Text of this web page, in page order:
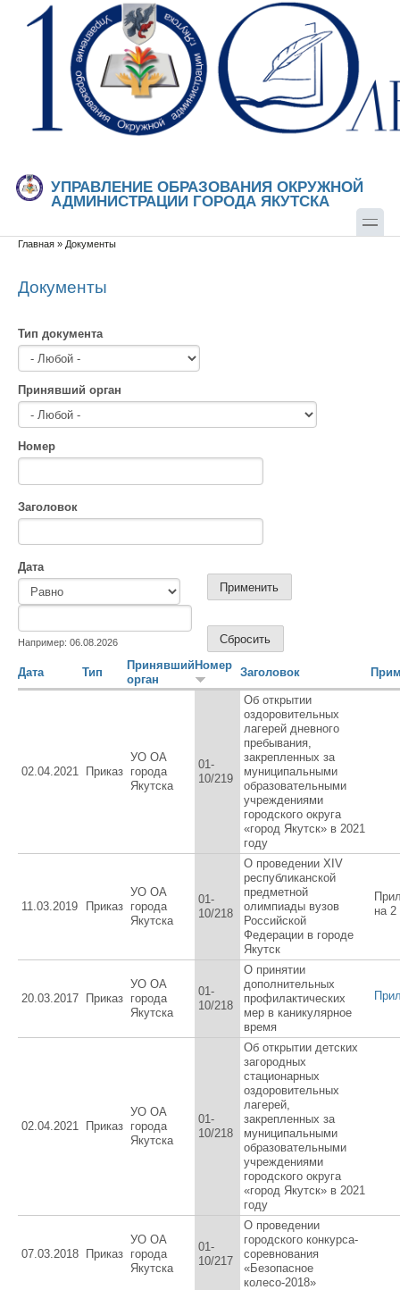
Перейти к основному содержанию
Skip to search
УПРАВЛЕНИЕ ОБРАЗОВАНИЯ ОКРУЖНОЙ
АДМИНИСТРАЦИИ ГОРОДА ЯКУТСКА
Вы здесь
Главная » Документы
Документы
Тип документа
Принявший орган
Номер
Заголовок
Дата
Например: 06.08.2026
Дата Тип
Принявший
орган
Номер
Заголовок
02.04.2021 Приказ
УО ОА
города
Якутска
01-
10/219
Об открытии
оздоровительных
лагерей дневного
пребывания,
закрепленных за
муниципальными
образовательными
учреждениями
городского округа
«город Якутск» в 2021
году
11.03.2019 Приказ
УО ОА
города
Якутска
01-
10/218
О проведении XIV
республиканской
предметной
олимпиады вузов
Российской
Федерации в городе
Якутск
на 2
20.03.2017 Приказ
УО ОА
города
Якутска
01-
10/218
О принятии
дополнительных
профилактических
мер в каникулярное
время
02.04.2021 Приказ
УО ОА
города
Якутска
01-
10/218
Об открытии детских
загородных
стационарных
оздоровительных
лагерей,
закрепленных за
муниципальными
образовательными
учреждениями
городского округа
«город Якутск» в 2021
году
07.03.2018 Приказ
УО ОА
города
Якутска
01-
10/217
О проведении
городского конкурса-
соревнования
«Безопасное
колесо-2018»